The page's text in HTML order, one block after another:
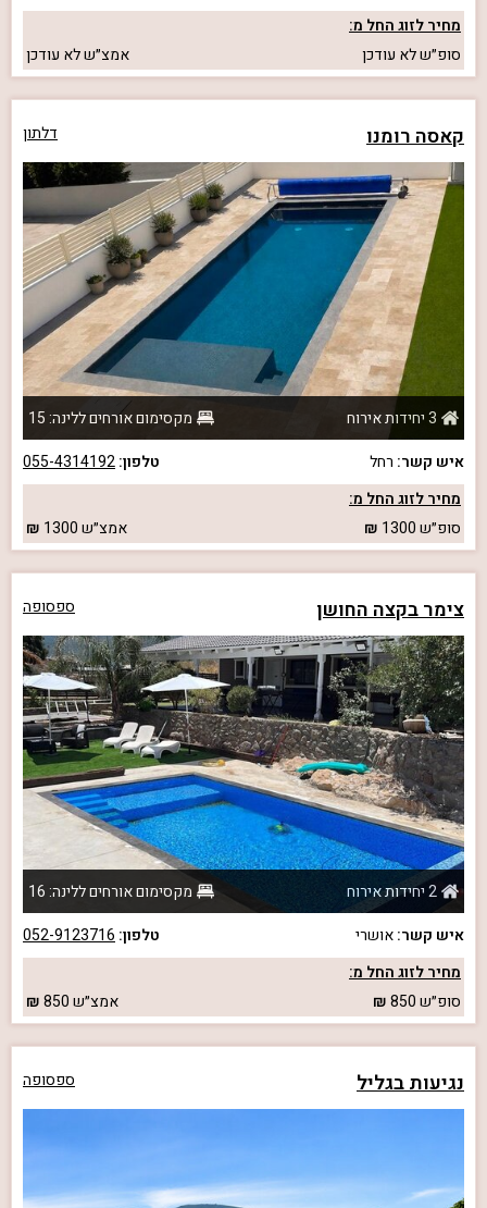
מחיר לזוג החל מ:
סופ״שלא עודכן אמצ״שלא עודכן
קאסה רומנו דלתון
3 יחידות אירוח
מקסימום אורחים ללינה: 15
איש קשר: רחל טלפון:055-4314192
מחיר לזוג החל מ:
סופ״ש1300 אמצ״ש1300
צימר בקצה החושן ספסופה
2 יחידות אירוח
מקסימום אורחים ללינה: 16
איש קשר:אושרי טלפון: 052-9123716
מחיר לזוג החל מ:
סופ״ש850 אמצ״ש850
נגיעות בגליל ספסופה